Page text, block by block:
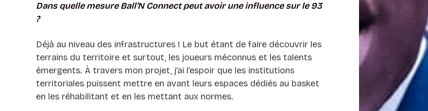
Dans quelle mesure Ball’N Connect peut avoir une influence sur le 93
?
Déjà au niveau des infrastructures ! Le but étant de faire découvrir les
terrains du territoire et surtout, les joueurs méconnus et les talents
émergents. À travers mon projet, j’ai l’espoir que les institutions
territoriales puissent mettre en avant leurs espaces dédiés au basket
en les réhabilitant et en les mettant aux normes.